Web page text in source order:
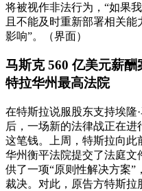
将被视作非法行为，“如果
且不能及时重新部署相关
影响”。（界面）
马斯克 560 亿美元薪
特拉华州最高法院
在特斯拉说服股东支持埃隆
后，一场新的法律战正在进
这笔钱。上周，特斯拉向此
华州衡平法院提交了法庭文
供了一项“原则性解决方案”
裁决。对此，原告方特斯拉